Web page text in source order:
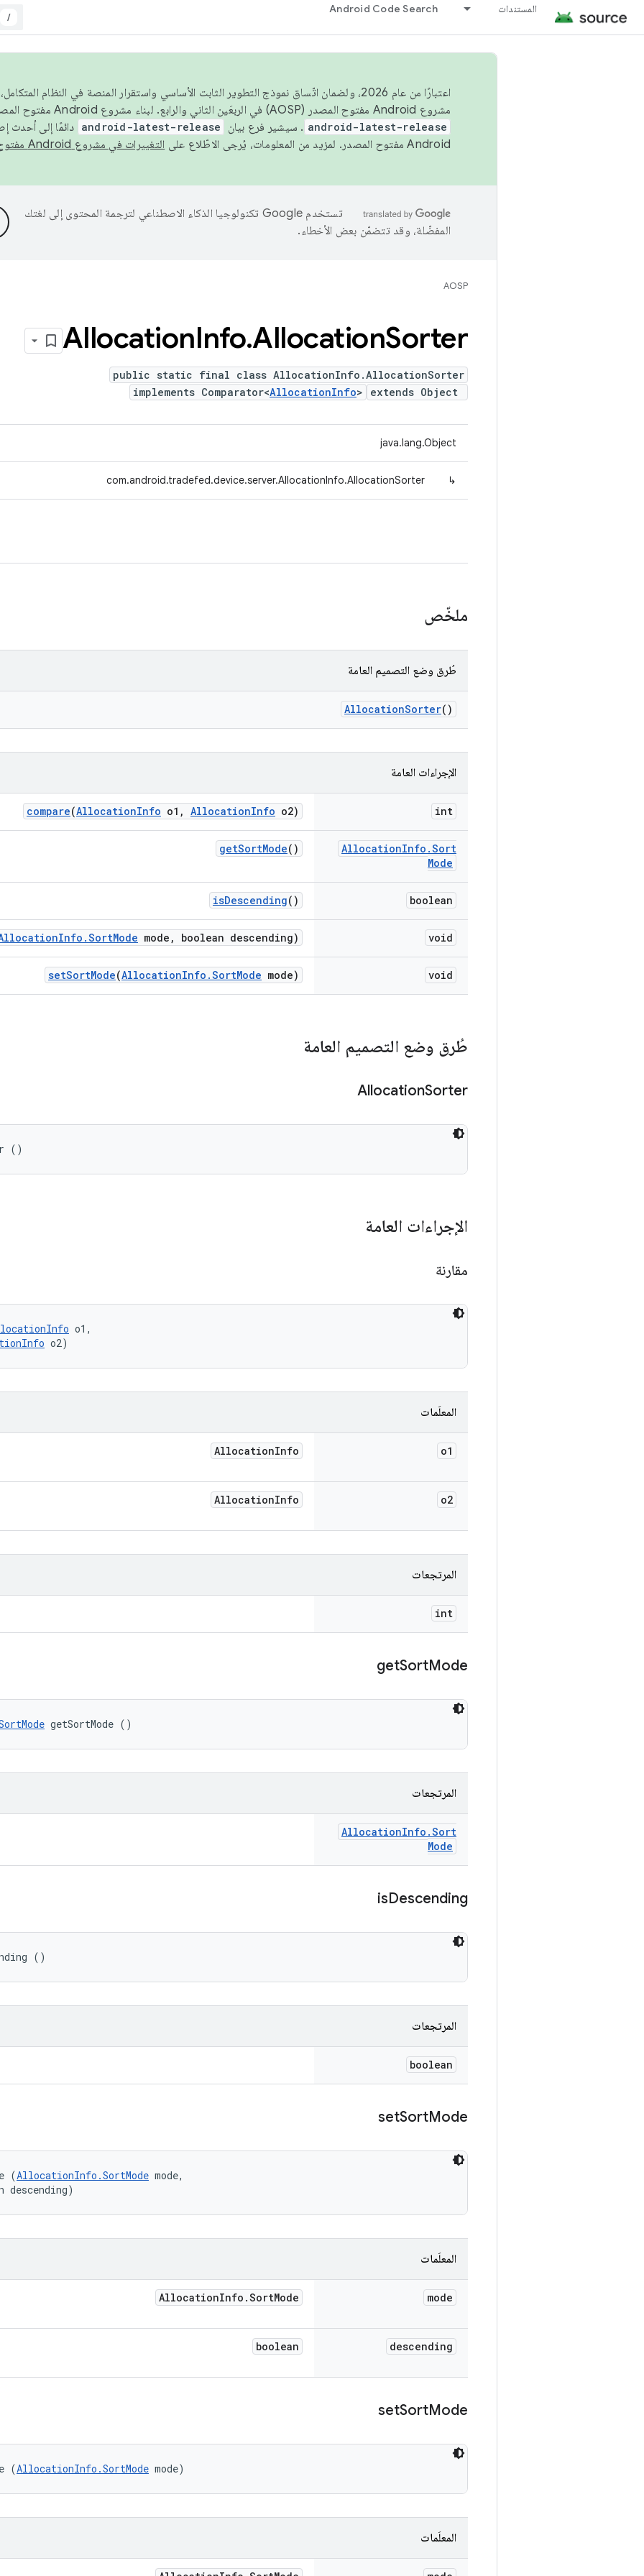
المستندات Android Code Search
/
اعتبارًا من عام 2026، ولضمان اتّساق نموذج التطوير الثابت الأساسي واستقرار المنصة في النظام
مشروع Android مفتوح المصدر (AOSP) في الربعَين الثاني والرابع. لبناء مشروع Android مفتوح المصدر والمساهمة فيه، استخدِم
android-latest-release . سيشير فرع بيان android-latest-release دائمًا إلى أحدث
Android مفتوح المصدر. لمزيد من المعلومات، يُرجى الاطّلاع على
التغييرات في مشروع Android مفتوح المصدر
تستخدم Google تكنولوجيا الذكاء الاصطناعي لترجمة المحتوى إلى لغتك
المفضّلة، وقد تتضمّن بعض الأخطاء.
AOSP
‫AllocationInfo.AllocationSorter
public static final class AllocationInfo.AllocationSorter
extends Object
implements Comparator<AllocationInfo>
java.lang.Object
↳
com.android.tradefed.device.server.AllocationInfo.AllocationSorter
ملخّص
طُرق وضع التصميم العامة
AllocationSorter()
الإجراءات العامة
int
compare(AllocationInfo o1 , AllocationInfo o2)
AllocationInfo .Sort
Mode
getSortMode()
boolean
isDescending()
void
Info .SortMode mode , boolean descending)
void
setSortMode(AllocationInfo .SortMode mode)
طُرق وضع التصميم العامة
AllocationSorter
()
الإجراءات العامة
مقارنة
o1,
o2)
المعلَمات
o1
AllocationInfo
o2
AllocationInfo
المرتجعات
int
getSortMode
getSortMode ()
المرتجعات
AllocationInfo .Sort
Mode
isDescending
()
المرتجعات
boolean
setSortMode
(AllocationInfo.SortMode mode,
descending)
المعلَمات
mode
AllocationInfo .SortMode
descending
boolean
setSortMode
(AllocationInfo.SortMode mode)
المعلَمات